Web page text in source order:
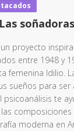
soñadoras
proyecto
entre 1948 y
femenina Idilio.
sueños para ser
psicoanálisis te
composiciones
moderna en